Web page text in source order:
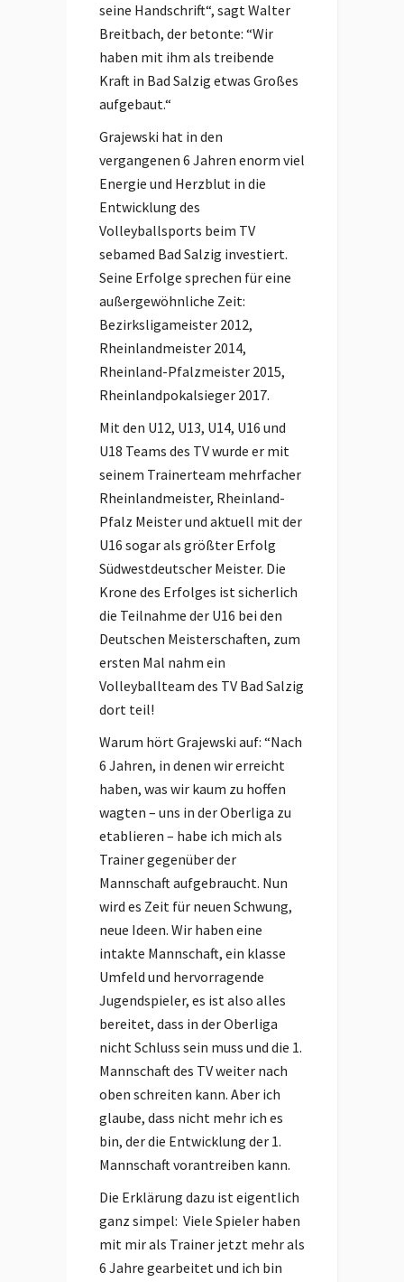
seine Handschrift“, sagt Walter
Breitbach, der betonte: “Wir
haben mit ihm als treibende
Kraft in Bad Salzig etwas Großes
aufgebaut.“
Grajewski hat in den
vergangenen 6 Jahren enorm viel
Energie und Herzblut in die
Entwicklung des
Volleyballsports beim TV
sebamed Bad Salzig investiert.
Seine Erfolge sprechen für eine
außergewöhnliche Zeit:
Bezirksligameister 2012,
Rheinlandmeister 2014,
Rheinland-Pfalzmeister 2015,
Rheinlandpokalsieger 2017.
Mit den U12, U13, U14, U16 und
U18 Teams des TV wurde er mit
seinem Trainerteam mehrfacher
Rheinlandmeister, Rheinland-
Pfalz Meister und aktuell mit der
U16 sogar als größter Erfolg
Südwestdeutscher Meister. Die
Krone des Erfolges ist sicherlich
die Teilnahme der U16 bei den
Deutschen Meisterschaften, zum
ersten Mal nahm ein
Volleyballteam des TV Bad Salzig
dort teil!
Warum hört Grajewski auf: “Nach
6 Jahren, in denen wir erreicht
haben, was wir kaum zu hoffen
wagten – uns in der Oberliga zu
etablieren – habe ich mich als
Trainer gegenüber der
Mannschaft aufgebraucht. Nun
wird es Zeit für neuen Schwung,
neue Ideen. Wir haben eine
intakte Mannschaft, ein klasse
Umfeld und hervorragende
Jugendspieler, es ist also alles
bereitet, dass in der Oberliga
nicht Schluss sein muss und die 1.
Mannschaft des TV weiter nach
oben schreiten kann. Aber ich
glaube, dass nicht mehr ich es
bin, der die Entwicklung der 1.
Mannschaft vorantreiben kann.
Die Erklärung dazu ist eigentlich
ganz simpel: Viele Spieler haben
mit mir als Trainer jetzt mehr als
6 Jahre gearbeitet und ich bin